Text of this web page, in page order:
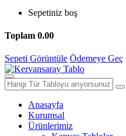
Sepetiniz boş
Toplam 0.00
Sepeti Görüntüle Ödemeye Geç
Anasayfa
Kurumsal
Ürünlerimiz